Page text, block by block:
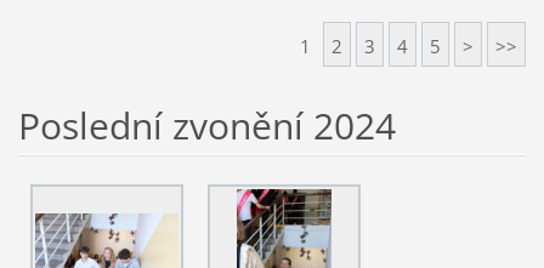
1 2 3 4 5 > >>
Poslední zvonění 2024